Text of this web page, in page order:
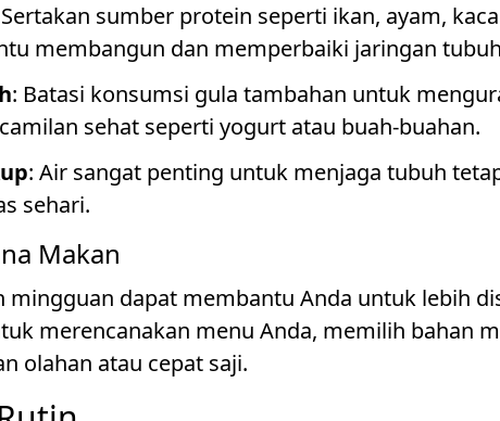
sumber protein seperti ikan, ayam,
membangun dan memperbaiki jaringan
: Batasi konsumsi gula tambahan untuk
sehat seperti yogurt atau buah-buahan.
: Air sangat penting untuk menjaga tubuh
sehari.
Makan
mingguan dapat membantu Anda untuk lebih
merencanakan menu Anda, memilih bahan
olahan atau cepat saji.